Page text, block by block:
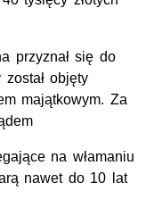
przyznał się do
objęty
majątkowym. Za
na włamaniu
nawet do 10 lat